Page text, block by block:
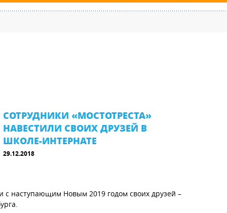
СОТРУДНИКИ «МОСТОТРЕСТА»
НАВЕСТИЛИ СВОИХ ДРУЗЕЙ В
ШКОЛЕ-ИНТЕРНАТЕ
29.12.2018
с наступающим Новым 2019 годом своих друзей –